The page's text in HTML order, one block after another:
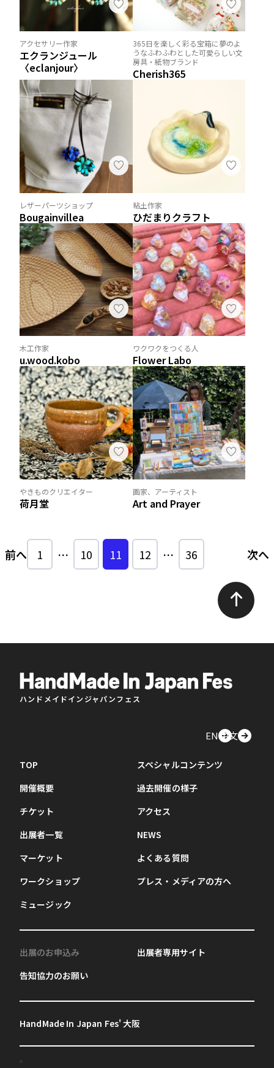
アクセサリー作家
エクランジュール
〈eclanjour〉
365日を楽しく彩る宝箱に夢のよ
うなふわふわとした可愛らしい文
房具・紙物ブランド
Cherish365
レザーパーツショップ
Bougainvillea
粘土作家
ひだまりクラフト
木工作家
u.wood.kobo
ワクワクをつくる人
Flower Labo
やきものクリエイター
荷月堂
画家、アーティスト
Art and Prayer
前へ 1 … 10 11 12 … 36 次へ
ハンドメイドインジャパンフェス
EN中文
TOP
開催概要
チケット
出展者一覧
マーケット
ワークショップ
ミュージック
スペシャルコンテンツ
過去開催の様子
アクセス
NEWS
よくある質問
プレス・メディアの方へ
出展のお申込み
告知協力のお願い
出展者専用サイト
HandMade In Japan Fes' 大阪